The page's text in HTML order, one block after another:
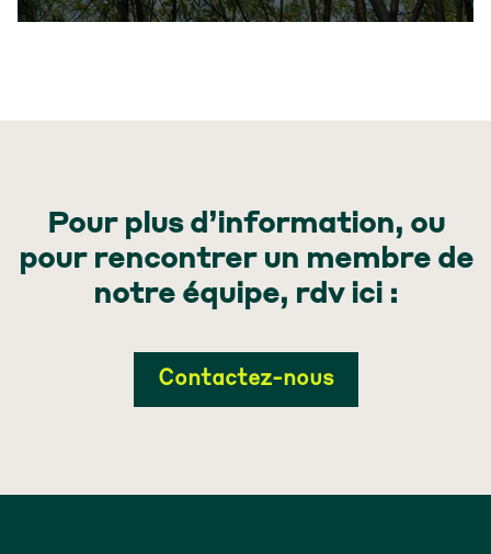
Pour plus d’information, ou
pour rencontrer un membre de
notre équipe, rdv ici :
Contactez-nous